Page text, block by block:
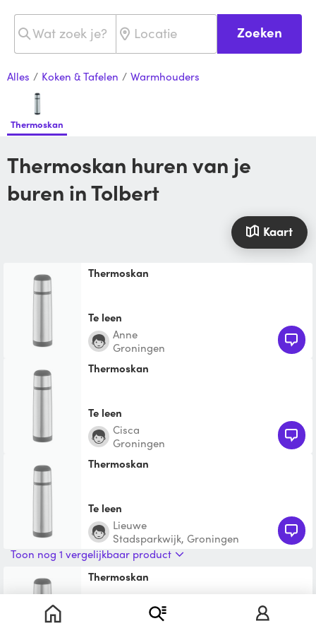
Zoeken
Alles / Koken & Tafelen / Warmhouders
Thermoskan
Thermoskan huren van je
buren in Tolbert
Kaart
Thermoskan
Te leen
Anne
Groningen
Thermoskan
Te leen
Cisca
Groningen
Thermoskan
Te leen
Lieuwe
Stadsparkwijk, Groningen
Toon nog 1 vergelijkbaar product
Thermoskan